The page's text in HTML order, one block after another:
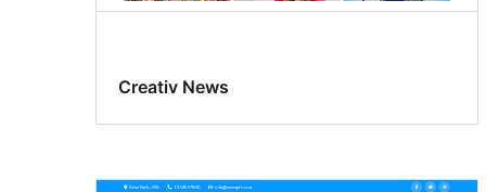
Creativ News